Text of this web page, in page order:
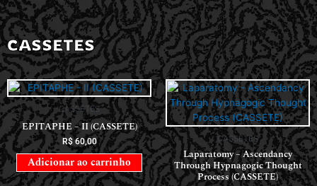
CASSETES
CASSETES
EPITAPHE – II (CASSETE)
R$60,00
Adicionar ao carrinho
CASSETES
Laparatomy – Ascendancy
Through Hypnagogic Thought
Process (CASSETE)